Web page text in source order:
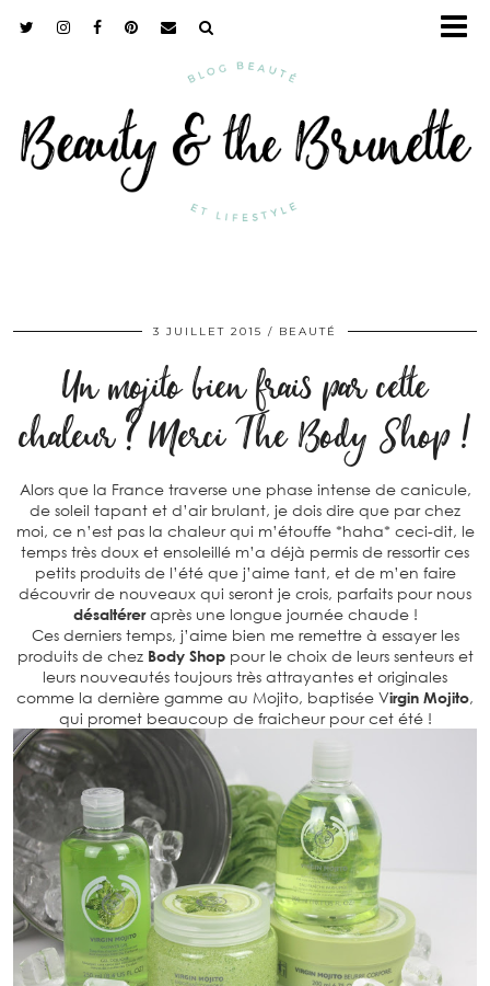
3 JUILLET 2015 BEAUTÉ
Un mojito bien frais par cette
chaleur ? Merci The Body Shop !
Alors que la France traverse une phase intense de canicule,
de soleil tapant et d’air brulant, je dois dire que par chez
moi, ce n’est pas la chaleur qui m’étouffe *haha* ceci-dit, le
temps très doux et ensoleillé m’a déjà permis de ressortir ces
petits produits de l’été que j’aime tant, et de m’en faire
découvrir de nouveaux qui seront je crois, parfaits pour nous
désaltéreraprès une longue journée chaude !
Ces derniers temps, j’aime bien me remettre à essayer les
produits de chezBody Shoppour le choix de leurs senteurs et
leurs nouveautés toujours très attrayantes et originales
comme la dernière gamme au Mojito, baptisée Virgin Mojito,
qui promet beaucoup de fraicheur pour cet été !